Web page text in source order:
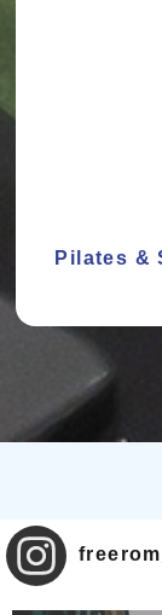
Pilates &